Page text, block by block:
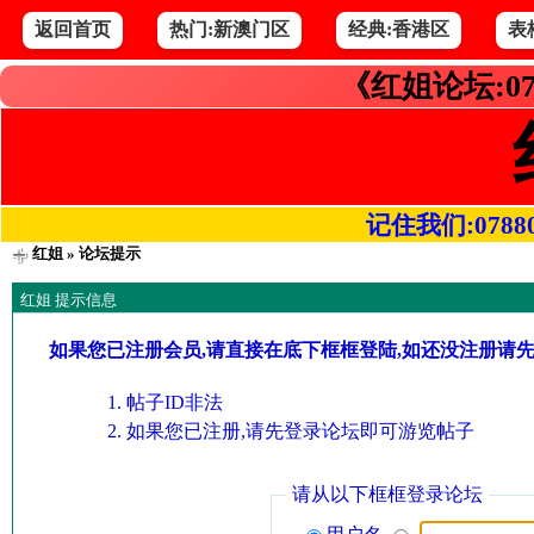
返回首页 热门:新澳门区 经典:香港区 表
《红姐论坛
记住我们
红姐» 论坛提示
红姐 提示信息
如果您已注册会员,请直接在底下框框登陆,如还没注册请
帖子ID非法
如果您已注册,请先登录论坛即可游览帖子
请从以下框框登录论坛